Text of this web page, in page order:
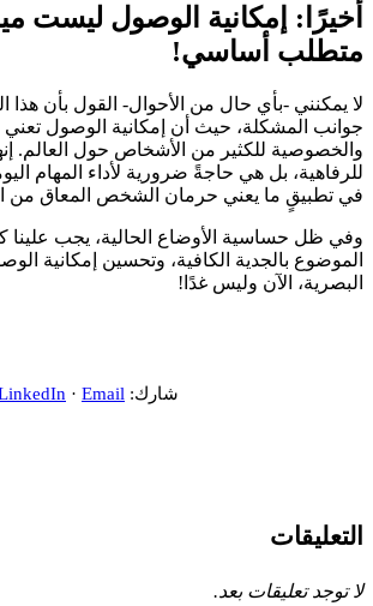
إمكانية الوصول ليست
أساسي!
يمكنني -بأي حال من الأحوال- القول بأن هذا
المشكلة، حيث أن إمكانية الوصول تعني
للكثير من الأشخاص حول العالم.
بل هي حاجةً ضرورية لأداء المهام
تطبيقٍ ما يعني حرمان الشخص المعاق من
ظل حساسية الأوضاع الحالية، يجب علينا
بالجدية الكافية، وتحسين إمكانية
الآن وليس غدًا!
شارك: · LinkedIn · Email
توجد تعليقات بعد.